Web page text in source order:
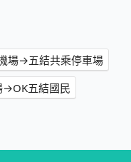
場→五結共乘停車場
→OK五結國民